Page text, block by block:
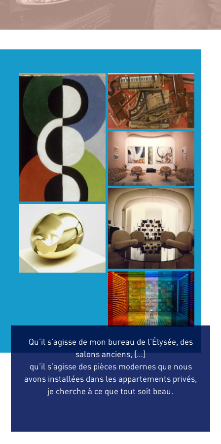
Qu’il s’agisse de mon bureau de l’Élysée, des
salons anciens, […]
qu’il s’agisse des pièces modernes que nous
avons installées dans les appartements privés,
je cherche à ce que tout soit beau.